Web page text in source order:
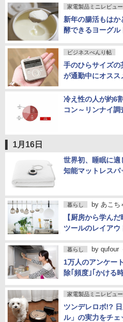
家電製品ミニレビュー
新年の腸活もは
酵できるヨーグル
ビジネスべんり帖
手のひらサイズ
が通勤中にオスス
冷え性の人が約6
コン～リンナイ調
1月16日
世界初、睡眠に適
知能マットレスパ
暮らし by あこち
【厨房から学ん
ツールのレイアウ
暮らし by qufour
1万人のアンケー
除｢頻度｣｢かける
家電製品ミニレビュー
ツンデレロボ!?
ル」の実力をチェ